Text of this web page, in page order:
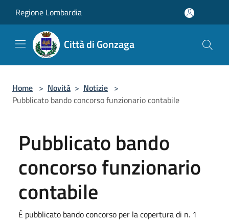
Regione Lombardia
Città di Gonzaga
Home > Novità > Notizie >
Pubblicato bando concorso funzionario contabile
Pubblicato bando
concorso funzionario
contabile
È pubblicato bando concorso per la copertura di n. 1